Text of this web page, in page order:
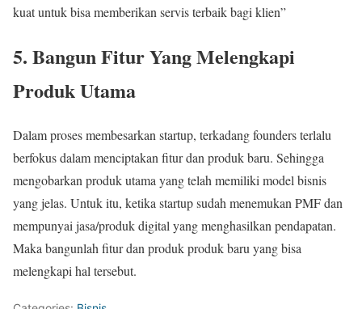
kuat untuk bisa memberikan servis terbaik bagi klien”
5. Bangun Fitur Yang Melengkapi
Produk Utama
Dalam proses membesarkan startup, terkadang founders terlalu
berfokus dalam menciptakan fitur dan produk baru. Sehingga
mengobarkan produk utama yang telah memiliki model bisnis
yang jelas. Untuk itu, ketika startup sudah menemukan PMF dan
mempunyai jasa/produk digital yang menghasilkan pendapatan.
Maka bangunlah fitur dan produk produk baru yang bisa
melengkapi hal tersebut.